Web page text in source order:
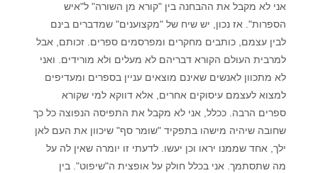
אני לא מקבל את ההבחנה בין "קורא מן השורה" ל"איש
הספרות". אז נכון, יש שיח של "מקצוענים" שמדברים בינם
לבין עצמם, כותבים מחקרים ומפרסמים ספרים. זכותם, אבל
למרבית העולם הקורא דבריהם לא מעלים ולא מורידים. ואני
לא מתכוון לאנשים שאינם מוצאים עניין בספרים ומעדיפים
למצוא לעצמם עיסוקים אחרים, אלא דווקא למי שקורא
ספרים הרבה. ככלל, אני לא מקבל את התפיסה הנפוצה כל כך
שחובה שיהיה מישהו בתפקיד "שומר סף" שיכוון את העם לאן
ילך, אחד שממנו יראו וכן יעשו. לדעתי זו יומרה שאין לה על
מה שתסתמך. אני בכלל חולק על אופצית ה"שיפוט". בין